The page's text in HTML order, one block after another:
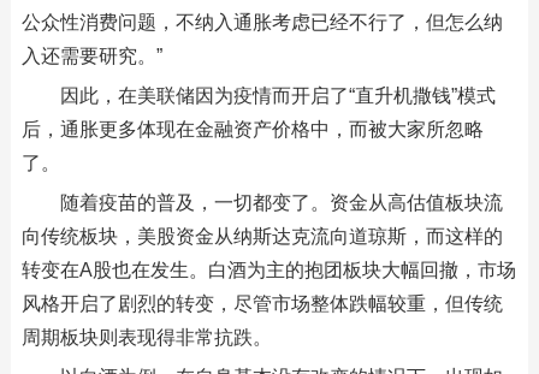
公众性消费问题，不纳入通胀考虑已经不行了，但怎么纳
入还需要研究。”
因此，在美联储因为疫情而开启了“直升机撒钱”模式
后，通胀更多体现在金融资产价格中，而被大家所忽略
了。
随着疫苗的普及，一切都变了。资金从高估值板块流
向传统板块，美股资金从纳斯达克流向道琼斯，而这样的
转变在A股也在发生。白酒为主的抱团板块大幅回撤，市场
风格开启了剧烈的转变，尽管市场整体跌幅较重，但传统
周期板块则表现得非常抗跌。